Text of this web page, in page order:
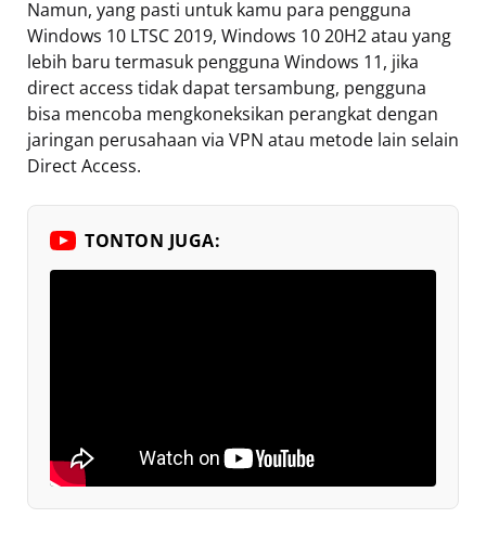
Namun, yang pasti untuk kamu para pengguna
Windows 10 LTSC 2019, Windows 10 20H2 atau yang
lebih baru termasuk pengguna Windows 11, jika
direct access tidak dapat tersambung, pengguna
bisa mencoba mengkoneksikan perangkat dengan
jaringan perusahaan via VPN atau metode lain selain
Direct Access.
TONTON JUGA: